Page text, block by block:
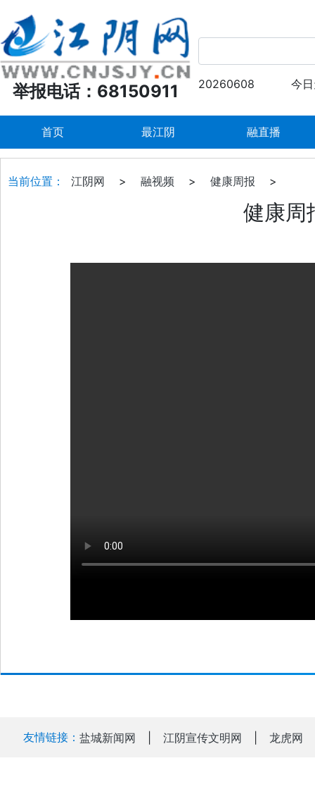
举报电话：68150911 20260608 今
首页 最江阴 融直播
当前位置： 江阴网 > 融视频 > 健康周报 >
健康周
友情链接： 盐城新闻网 江阴宣传文明网 龙虎网